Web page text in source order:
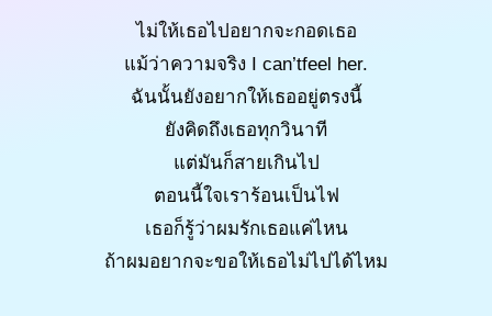
ไม่ให้เธอไปอยากจะกอดเธอ
แม้ว่าความจริง I can’tfeel her.
ฉันนั้นยังอยากให้เธออยู่ตรงนี้
ยังคิดถึงเธอทุกวินาที
แต่มันก็สายเกินไป
ตอนนี้ใจเราร้อนเป็นไฟ
เธอก็รู้ว่าผมรักเธอแค่ไหน
ถ้าผมอยากจะขอให้เธอไม่ไปได้ไหม